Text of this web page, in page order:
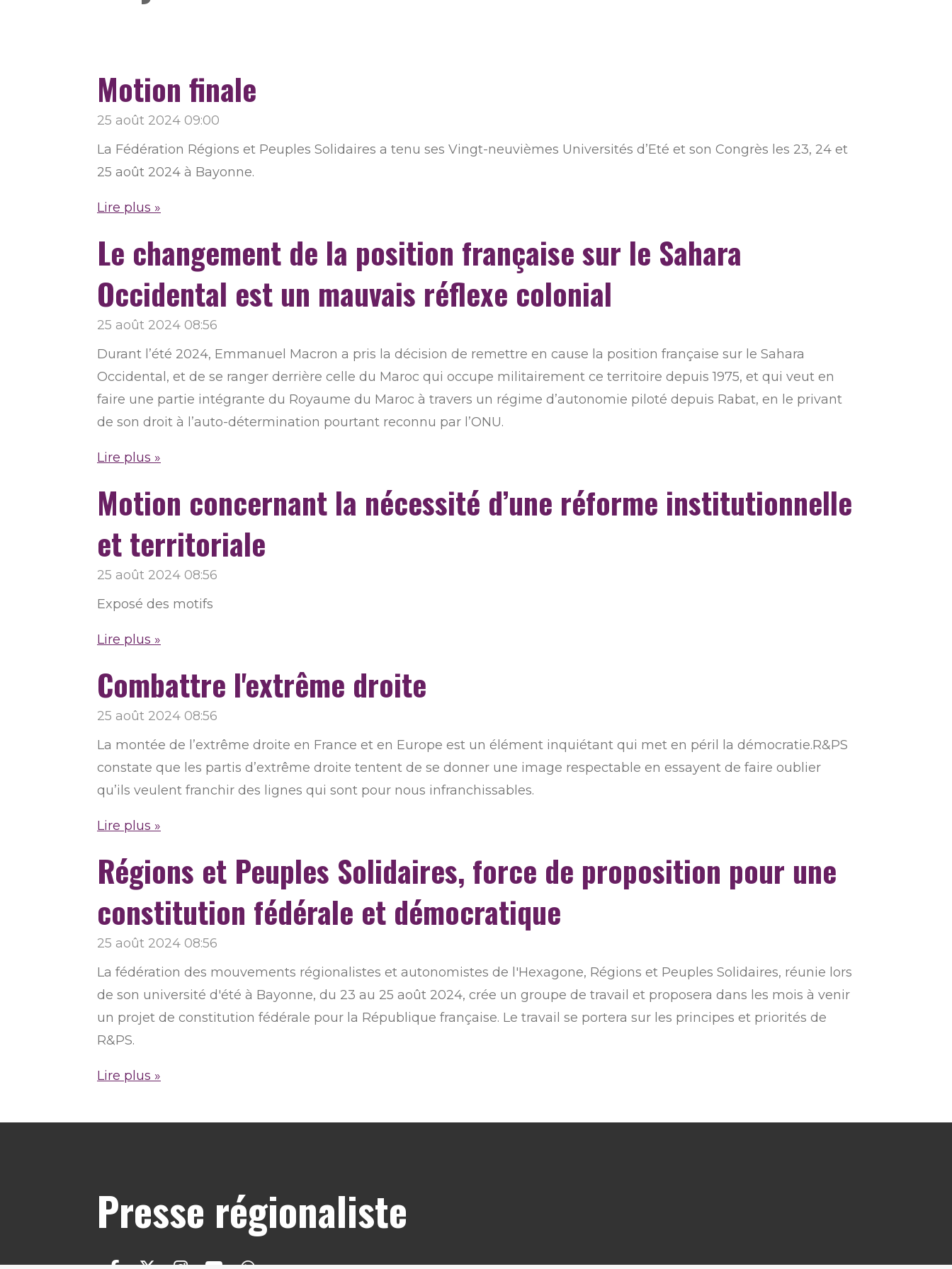
Motion finale
25 août 2024 09:00
La Fédération Régions et Peuples Solidaires a tenu ses Vingt-neuvièmes Universités d’Eté et son Congrès les 23, 24 et
25 août 2024 à Bayonne.
Lire plus »
Le changement de la position française sur le Sahara
Occidental est un mauvais réflexe colonial
25 août 2024 08:56
Durant l’été 2024, Emmanuel Macron a pris la décision de remettre en cause la position française sur le Sahara
Occidental, et de se ranger derrière celle du Maroc qui occupe militairement ce territoire depuis 1975, et qui veut en
faire une partie intégrante du Royaume du Maroc à travers un régime d’autonomie piloté depuis Rabat, en le privant
de son droit à l’auto-détermination pourtant reconnu par l’ONU.
Lire plus »
Motion concernant la nécessité d’une réforme institutionnelle
et territoriale
25 août 2024 08:56
Exposé des motifs
Lire plus »
Combattre l'extrême droite
25 août 2024 08:56
La montée de l’extrême droite en France et en Europe est un élément inquiétant qui met en péril la démocratie.R&PS
constate que les partis d’extrême droite tentent de se donner une image respectable en essayent de faire oublier
qu’ils veulent franchir des lignes qui sont pour nous infranchissables.
Lire plus »
Régions et Peuples Solidaires, force de proposition pour une
constitution fédérale et démocratique
25 août 2024 08:56
La fédération des mouvements régionalistes et autonomistes de l'Hexagone, Régions et Peuples Solidaires, réunie lors
de son université d'été à Bayonne, du 23 au 25 août 2024, crée un groupe de travail et proposera dans les mois à venir
un projet de constitution fédérale pour la République française. Le travail se portera sur les principes et priorités de
R&PS.
Lire plus »
Presse régionaliste